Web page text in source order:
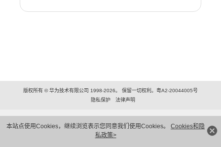
本站点使用Cookies，继续浏览表示您同意我们使用Cookies。 Cookies和隐
私政策>
版权所有 © 华为技术有限公司 1998-2026。 保留一切权利。粤A2-20044005号
隐私保护
法律声明